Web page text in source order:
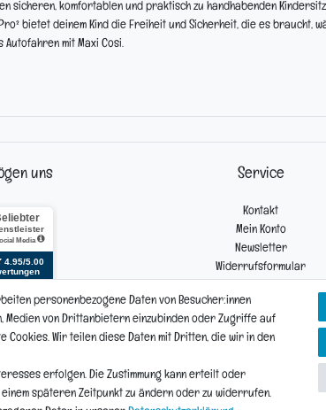
sicheren, komfortablen und praktisch zu handhabenden
bietet deinem Kind die Freiheit und Sicherheit, die es braucht,
mit Maxi Cosi.
uns Service
Kontakt
Mein Konto
Newsletter
Widerrufsformular
personenbezogene Daten von Besucher:innen
Medien von Drittanbietern einzubinden oder Zugriffe auf
Wir teilen diese Daten mit Dritten, die wir in den
erfolgen. Die Zustimmung kann erteilt oder
einem späteren Zeitpunkt zu ändern oder zu widerrufen.